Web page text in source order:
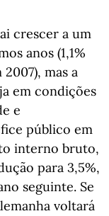
crescer a um
anos (1,1%
2007), mas a
em condições
e
público em
interno bruto,
para 3,5%,
seguinte. Se
voltará